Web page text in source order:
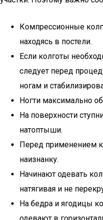
Компрессионные
находясь в постели.
Если колготы
следует перед
ногам и
Ногти максимально
На поверхности
натоптыши.
Перед применением
наизнанку.
Начинают одевать
натягивая и не
На бедра и ягодицы